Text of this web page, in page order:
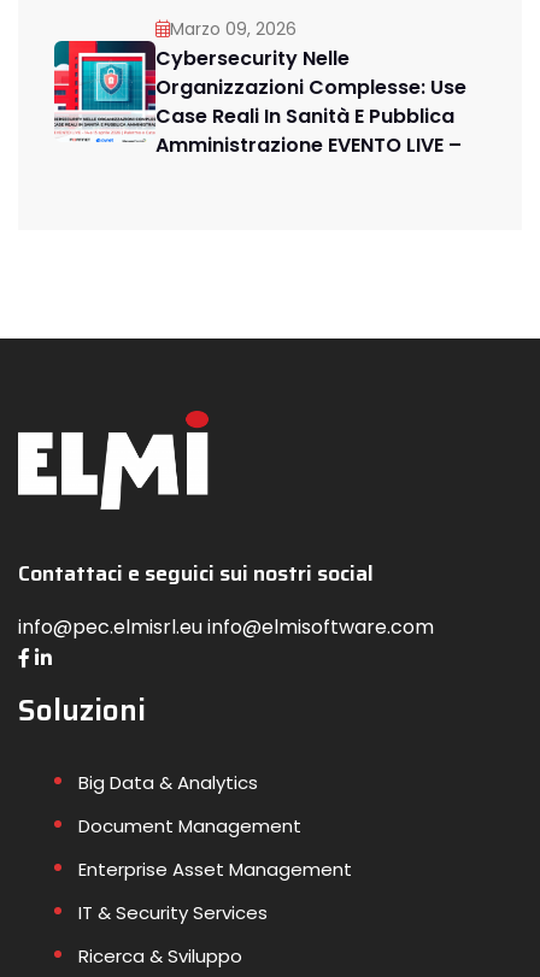
Marzo 09, 2026
Cybersecurity Nelle
Organizzazioni Complesse: Use
Case Reali In Sanità E Pubblica
Amministrazione EVENTO LIVE –
Contattaci e seguici sui nostri social
info@pec.elmisrl.eu info@elmisoftware.com
Soluzioni
Big Data & Analytics
Document Management
Enterprise Asset Management
IT & Security Services
Ricerca & Sviluppo